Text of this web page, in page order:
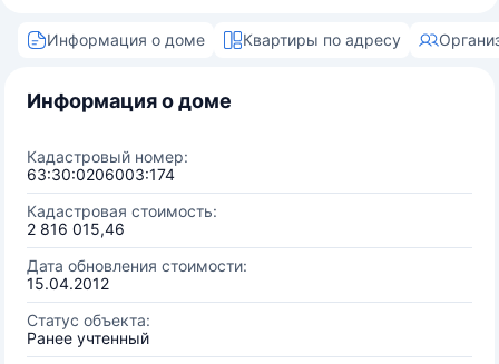
Информация о доме Квартиры по адресу
Информация о доме
Кадастровый номер:
63:30:0206003:174
Кадастровая стоимость:
2 816 015,46
Дата обновления стоимости:
15.04.2012
Статус объекта:
Ранее учтенный